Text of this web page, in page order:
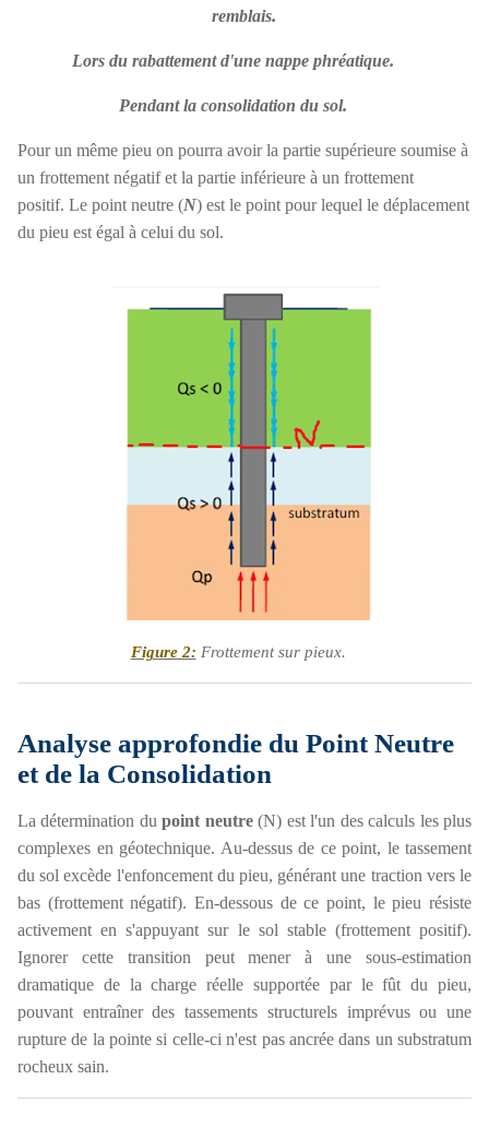
remblais.
Lors du rabattement d'une nappe phréatique.
Pendant la consolidation du sol.
Pour un même pieu on pourra avoir la partie supérieure soumise à
un frottement négatif et la partie inférieure à un frottement
positif. Le point neutre (N) est le point pour lequel le déplacement
du pieu est égal à celui du sol.
Figure 2: Frottement sur pieux.
Analyse approfondie du Point Neutre
et de la Consolidation
La détermination dupoint neutre(N) est l'un des calculs les plus
complexes en géotechnique. Au-dessus de ce point, le tassement
du sol excède l'enfoncement du pieu, générant une traction vers le
bas (frottement négatif). En-dessous de ce point, le pieu résiste
activement en s'appuyant sur le sol stable (frottement positif).
Ignorer cette transition peut mener à une sous-estimation
dramatique de la charge réelle supportée par le fût du pieu,
pouvant entraîner des tassements structurels imprévus ou une
rupture de la pointe si celle-ci n'est pas ancrée dans un substratum
rocheux sain.